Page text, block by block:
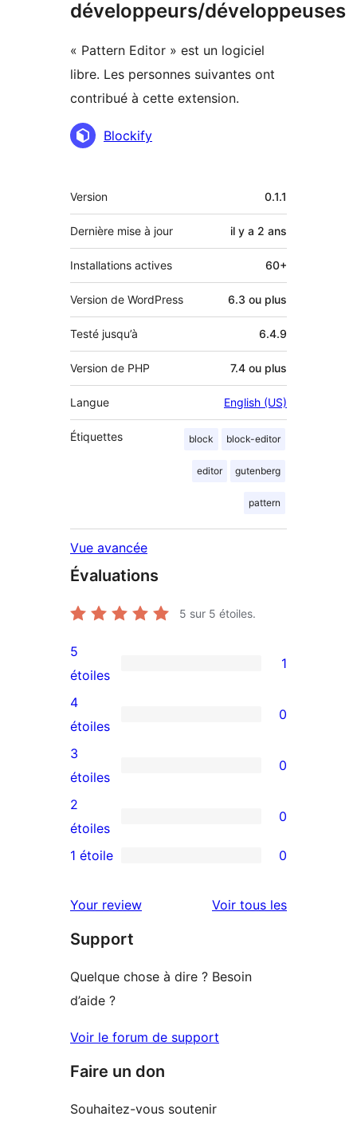
développeurs/développeuses
« Pattern Editor » est un logiciel
libre. Les personnes suivantes ont
contribué à cette extension.
Contributeurs
Blockify
Méta
Version 0.1.1
Dernière mise à jour il y a 2 ans
Installations actives 60+
Version de WordPress 6.3 ou plus
Testé jusqu’à 6.4.9
Version de PHP 7.4 ou plus
Langue English (US)
Étiquettes block block-editor
editor gutenberg
pattern
Vue avancée
Évaluations
5 sur 5 étoiles.
1
avis
à
5
étoile
5
étoiles
1
0
avis
à
4
étoile
4
étoiles
0
0
avis
à
3
3
étoiles
0
0
avis
2
2
étoiles
0
à
1
1 étoile 0
Your review Voir tous lesavis
Support
Quelque chose à dire ? Besoin
d’aide ?
Voir le forum de support
Faire un don
Souhaitez-vous soutenir